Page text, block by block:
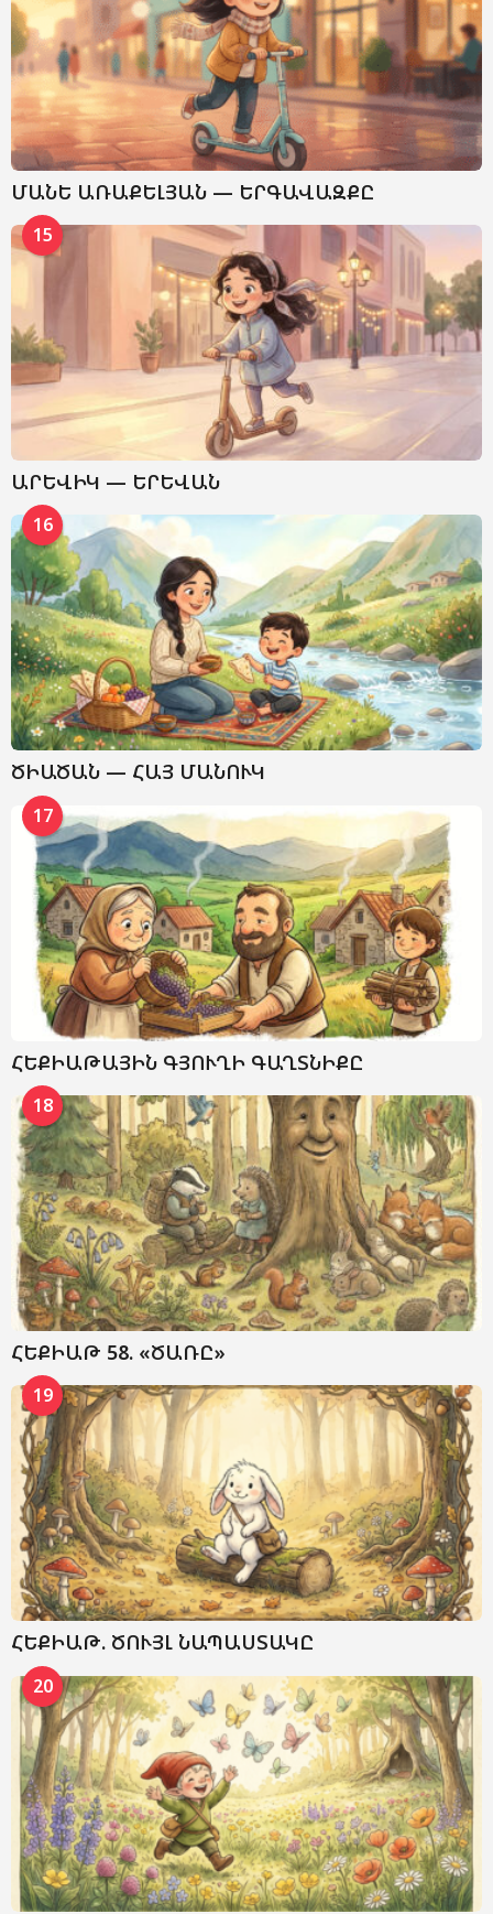
ՄԱՆԵ ԱՌԱՔԵԼՅԱՆ — ԵՐԳԱՎԱԶՔԸ
15
ԱՐԵՎԻԿ — ԵՐԵՎԱՆ
16
ԾԻԱԾԱՆ — ՀԱՅ ՄԱՆՈՒԿ
17
ՀԵՔԻԱԹԱՅԻՆ ԳՅՈՒՂԻ ԳԱՂՏՆԻՔԸ
18
ՀԵՔԻԱԹ 58. «ԾԱՌԸ»
19
ՀԵՔԻԱԹ. ԾՈՒՅԼ ՆԱՊԱՍՏԱԿԸ
20